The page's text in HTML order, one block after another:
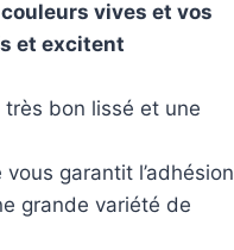
vives et vos
et excitent
bon lissé et une
garantit l’adhésion
grande variété de